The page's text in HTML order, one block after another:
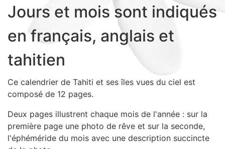
Danse tahitienne (29)
Décoration (22)
Sacs, Bijoux et Accessoires (33)
Loisirs (19)
Nos Box (12)
Promotions
Nouveautés
Informations
Retour et remboursement
Jours et mois sont indiqués
en français, anglais et
tahitien
Ce calendrier de Tahiti et ses îles vues du ciel est
composé de 12 pages.
Deux pages illustrent chaque mois de l'année : sur la
première page une photo de rêve et sur la seconde,
l'éphéméride du mois avec une description succincte